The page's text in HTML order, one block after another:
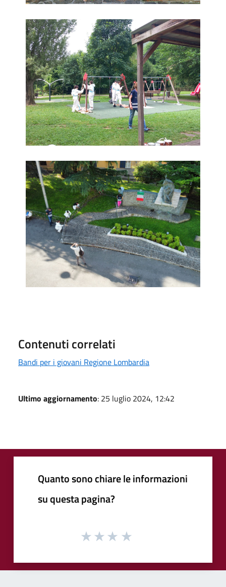
foto
foto
Contenuti correlati
Bandi per i giovani Regione Lombardia
Ultimo aggiornamento: 25 luglio 2024, 12:42
Quanto sono chiare le informazioni
su questa pagina?